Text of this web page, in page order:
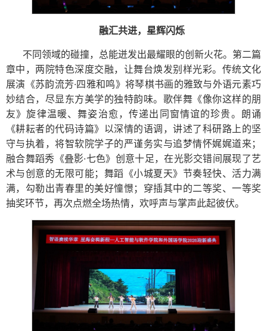
融汇共进，星辉闪烁
不同领域的碰撞，总能迸发出最耀眼的创新火花。第二篇
章中，两院特色深度交融，让舞台焕发别样光彩。传统文化
展演《苏韵流芳·四雅和鸣》将琴棋书画的雅致与外语元素巧
妙结合，尽显东方美学的独特韵味。歌伴舞《像你这样的朋
友》旋律温暖、舞姿治愈，传递出同窗情谊的珍贵。朗诵
《耕耘者的代码诗篇》以深情的语调，讲述了科研路上的坚
守与执着，将智软院学子的严谨务实与追梦情怀娓娓道来；
融合舞蹈秀《叠影·七色》创意十足，在光影交错间展现了艺
术与创意的无限可能；舞蹈《小城夏天》节奏轻快、活力满
满，勾勒出青春里的美好憧憬；穿插其中的二等奖、一等奖
抽奖环节，再次点燃全场热情，欢呼声与掌声此起彼伏。